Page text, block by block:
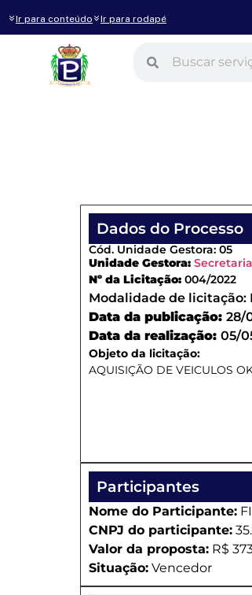
Ir para conteúdo Ir para rodapé
Dados do Processo
Cód. Unidade Gestora: 05
Unidade Gestora:
Nº da Licitação: 004/2022
Modalidade de licitação:
Data da publicação: 28/
Data da realização: 05/
Objeto da licitação:
AQUISIÇÃO DE VEICULOS
Participantes
Nome do Participante:
CNPJ do participante:
Valor da proposta: R$
Situação: Vencedor